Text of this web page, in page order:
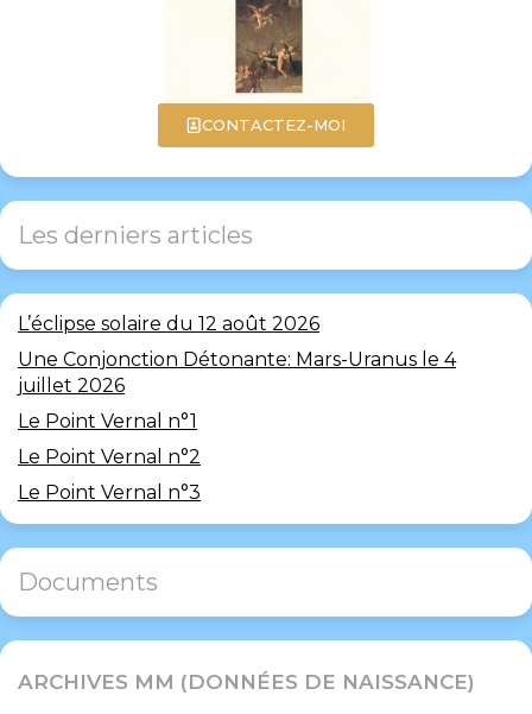
CONTACTEZ-MOI
Les derniers articles
L’éclipse solaire du 12 août 2026
Une Conjonction Détonante: Mars-Uranus le 4
juillet 2026
Le Point Vernal n°1
Le Point Vernal n°2
Le Point Vernal n°3
Documents
ARCHIVES MM (DONNÉES DE NAISSANCE)